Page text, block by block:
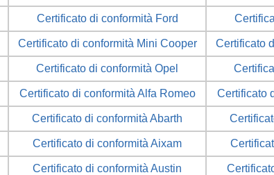
Certificato di conformità Ford
Certificato di conformità Mini Cooper Certificato
Certificato di conformità Opel
Certificato di conformità Alfa Romeo Certificato
Certificato di conformità Abarth
Certificato di conformità Aixam
Certificato di conformità Austin